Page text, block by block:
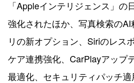
「Appleインテリジェンス」の
強化されたほか、写真検索の
リの新オプション、Siriのレス
ケア連携強化、CarPlayアップ
最適化、セキュリティパッチ